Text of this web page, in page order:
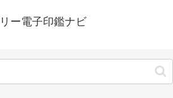
ー電子印鑑ナビ